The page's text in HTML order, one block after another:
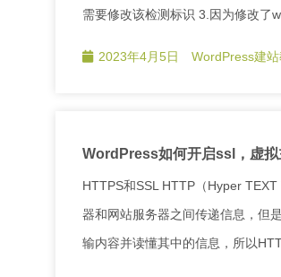
需要修改该检测标识 3.因为修改了
2023年4月5日 WordPress建站
WordPress如何开启ssl，虚
HTTPS和SSL HTTP（Hyper
器和网站服务器之间传递信息，但
输内容并读懂其中的信息，所以